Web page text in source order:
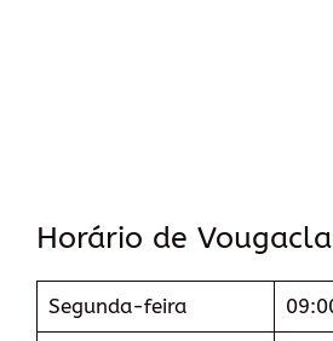
Horário de
Segunda-feira